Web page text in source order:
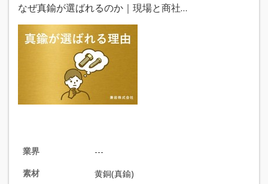
なぜ真鍮が選ばれるのか｜現場と商社…
業界
---
素材
黄銅(真鍮)